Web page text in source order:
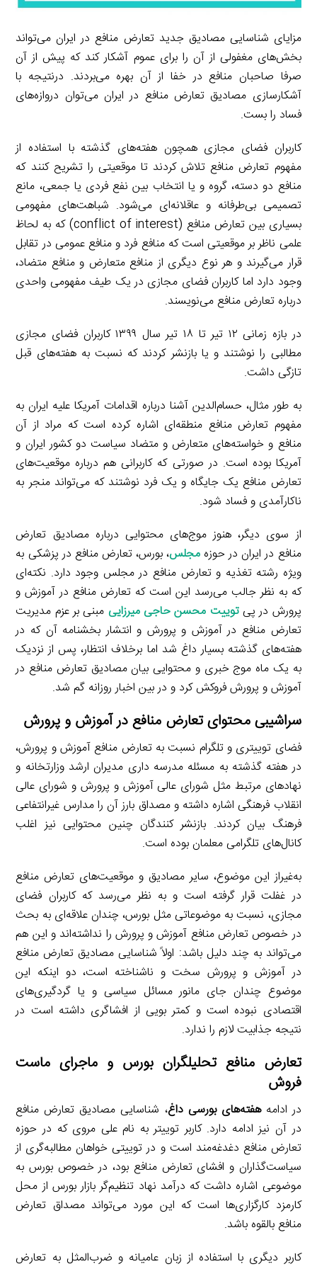
مزایای شناسایی مصادیق جدید تعارض منافع در ایران می‌تواند
بخش‌های مغفولی از آن را برای عموم آشکار کند که پیش از آن
صرفا صاحبان منافع در خفا از آن بهره می‌بردند. درنتیجه با
آشکارسازی مصادیق تعارض منافع در ایران می‌توان دروازه‌های
فساد را بست.
کاربران فضای مجازی همچون هفته‌های گذشته با استفاده از
مفهوم تعارض منافع تلاش کردند تا موقعیتی را تشریح کنند که
منافع دو دسته، گروه و یا انتخاب بین نفع فردی یا جمعی، مانع
تصمیمی بی‌طرفانه و عاقلانه‌ای می‌شود. شباهت‌های مفهومی
بسیاری بین تعارض منافع (conflict of interest) که به لحاظ
علمی ناظر بر موقعیتی است که منافع فرد و منافع عمومی در تقابل
قرار می‌گیرند و هر نوع دیگری از منافع متعارض و منافع متضاد،
وجود دارد اما کاربران فضای مجازی در یک طیف مفهومی واحدی
درباره تعارض منافع می‌نویسند.
در بازه زمانی ۱۲ تیر تا ۱۸ تیر سال ۱۳۹۹ کاربران فضای مجازی
مطالبی را نوشتند و یا بازنشر کردند که نسبت به هفته‌های قبل
تازگی داشت.
به طور مثال، حسام‌الدین آشنا درباره اقدامات آمریکا علیه ایران به
مفهوم تعارض منافع منطقه‌ای اشاره کرده است که مراد از آن
منافع و خواسته‌های متعارض و متضاد سیاست دو کشور ایران و
آمریکا بوده است. در صورتی که کاربرانی هم درباره موقعیت‌های
تعارض منافع یک جایگاه و یک فرد نوشتند که می‌تواند منجر به
ناکارآمدی و فساد شود.
از سوی دیگر، هنوز موج‌های محتوایی درباره مصادیق تعارض
منافع در ایران در حوزه مجلس، بورس، تعارض منافع در پزشکی به
ویژه رشته تغذیه و تعارض منافع در مجلس وجود دارد. نکته‌ای
که به نظر جالب می‌رسد این است که تعارض منافع در آموزش و
پرورش در پیتوییت محسن حاجی میرزایی مبنی بر عزم مدیریت
تعارض منافع در آموزش و پرورش و انتشار بخشنامه آن که در
هفته‌های گذشته بسیار داغ شد اما برخلاف انتظار، پس از نزدیک
به یک ماه موج خبری و محتوایی بیان مصادیق تعارض منافع در
آموزش و پرورش فروکش کرد و در بین اخبار روزانه گم شد.
سراشیبی محتوای تعارض منافع در آموزش و پرورش
فضای توییتری و تلگرام نسبت به تعارض منافع آموزش و پرورش،
در هفته گذشته به مسئله مدرسه داری مدیران ارشد وزارتخانه و
نهادهای مرتبط مثل شورای عالی آموزش و پرورش و شورای عالی
انقلاب فرهنگی اشاره داشته و مصداق بارز آن را مدارس غیرانتفاعی
فرهنگ بیان کردند. بازنشر کنندگان چنین محتوایی نیز اغلب
کانال‌های تلگرامی معلمان بوده است.
به‌غیراز این موضوع، سایر مصادیق و موقعیت‌های تعارض منافع
در غفلت قرار گرفته است و به نظر می‌رسد که کاربران فضای
مجازی، نسبت به موضوعاتی مثل بورس، چندان علاقه‌ای به بحث
در خصوص تعارض منافع آموزش و پرورش را نداشته‌اند و این هم
می‌تواند به چند دلیل باشد: اولاً شناسایی مصادیق تعارض منافع
در آموزش و پرورش سخت و ناشناخته است، دو اینکه این
موضوع چندان جای مانور مسائل سیاسی و یا گردگیری‌های
اقتصادی نبوده است و کمتر بویی از افشاگری داشته است در
نتیجه جذابیت لازم را ندارد.
تعارض منافع تحلیلگران بورس و ماجرای ماست
فروش
در ادامههفته‌های بورسی داغ، شناسایی مصادیق تعارض منافع
در آن نیز ادامه دارد. کاربر توییتر به نام علی مروی که در حوزه
تعارض منافع دغدغه‌مند است و در توییتی خواهان مطالبه‌گری از
سیاست‌گذاران و افشای تعارض منافع بود، در خصوص بورس به
موضوعی اشاره داشت که درآمد نهاد تنظیم‌گر بازار بورس از محل
کارمزد کارگزاری‌ها است که این مورد می‌تواند مصداق تعارض
منافع بالقوه باشد.
کاربر دیگری با استفاده از زبان عامیانه و ضرب‌المثل به تعارض